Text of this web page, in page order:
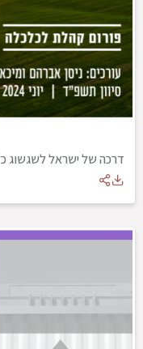
דרכה של ישראל לשגשוג